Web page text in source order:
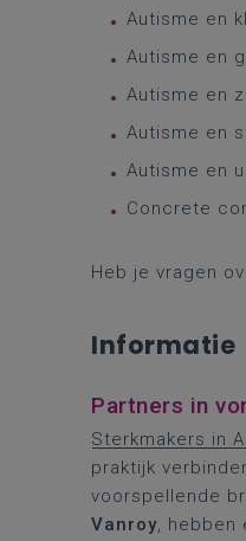
Autisme en
Autisme en
Autisme en
Autisme en
Autisme en
Concrete
Heb je vragen
Informatie
Partners in
Sterkmakers in
praktijk
voorspellende
Vanroy, hebben